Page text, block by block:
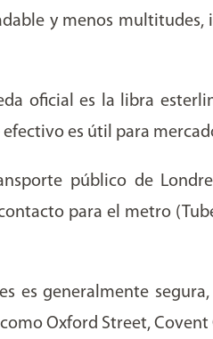
y menos
oficial es la libra
es útil para
público de
para el metro
es generalmente
Oxford Street,